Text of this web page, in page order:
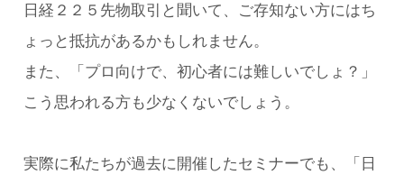
日経２２５先物取引と聞いて、ご存知ない方にはち
ょっと抵抗があるかもしれません。
また、「プロ向けで、初心者には難しいでしょ？」
こう思われる方も少なくないでしょう。
実際に私たちが過去に開催したセミナーでも、「日